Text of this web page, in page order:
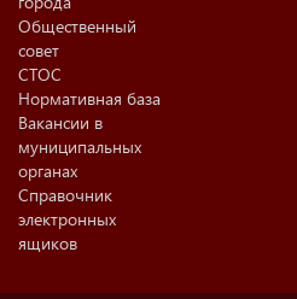
Общественный
совет
СТОС
Нормативная база
Вакансии в
муниципальных
органах
Справочник
электронных
ящиков